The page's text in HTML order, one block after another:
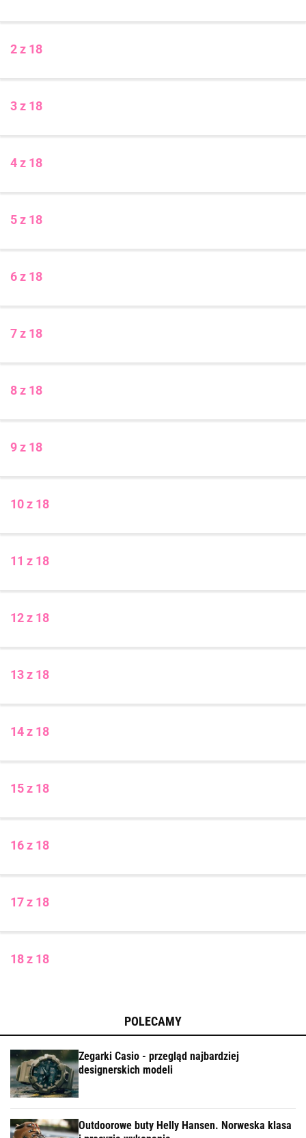
2 z 18
3 z 18
4 z 18
5 z 18
6 z 18
7 z 18
8 z 18
9 z 18
10 z 18
11 z 18
12 z 18
13 z 18
14 z 18
15 z 18
16 z 18
17 z 18
18 z 18
POLECAMY
Zegarki Casio - przegląd najbardziej
designerskich modeli
Outdoorowe buty Helly Hansen. Norweska klasa